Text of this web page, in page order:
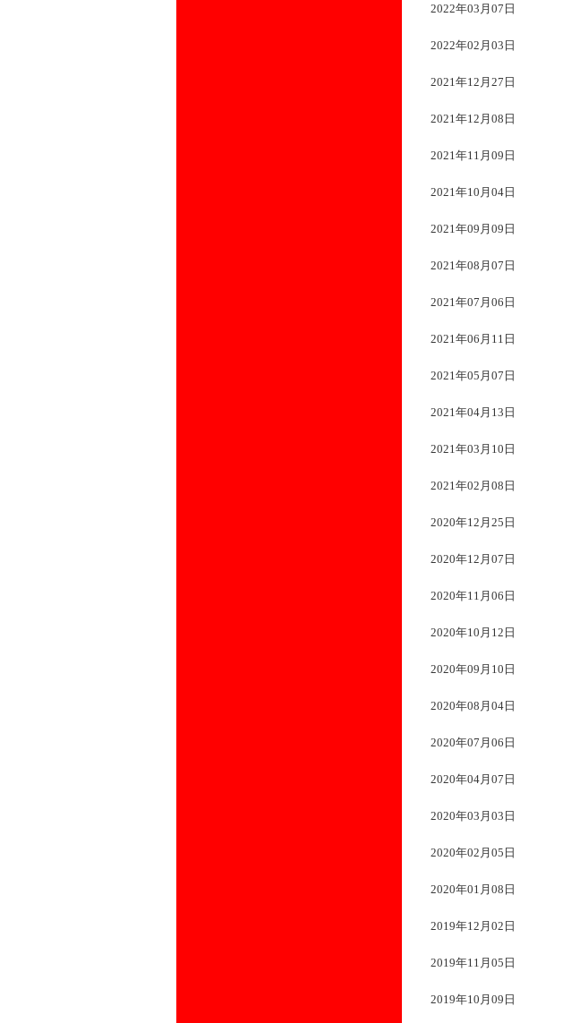
2022年03月07日
2022年02月03日
2021年12月27日
2021年12月08日
2021年11月09日
2021年10月04日
2021年09月09日
2021年08月07日
2021年07月06日
2021年06月11日
2021年05月07日
2021年04月13日
2021年03月10日
2021年02月08日
2020年12月25日
2020年12月07日
2020年11月06日
2020年10月12日
2020年09月10日
2020年08月04日
2020年07月06日
2020年04月07日
2020年03月03日
2020年02月05日
2020年01月08日
2019年12月02日
2019年11月05日
2019年10月09日